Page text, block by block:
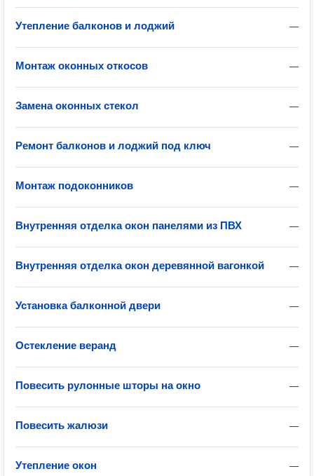
—
Утепление балконов и лоджий
—
Монтаж оконных откосов
—
Замена оконных стекол
—
Ремонт балконов и лоджий под ключ
—
Монтаж подоконников
—
Внутренняя отделка окон панелями из ПВХ
—
Внутренняя отделка окон деревянной вагонкой
—
Установка балконной двери
—
Остекление веранд
—
Повесить рулонные шторы на окно
—
Повесить жалюзи
—
Утепление окон